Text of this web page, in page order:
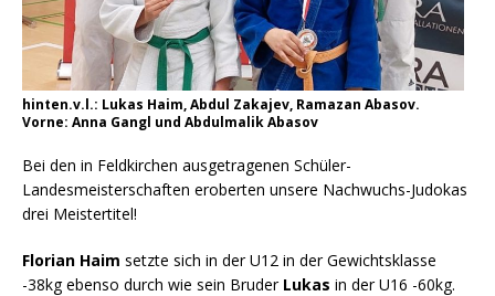
hinten.v.l.: Lukas Haim, Abdul Zakajev, Ramazan Abasov.
Vorne: Anna Gangl und Abdulmalik Abasov
Bei den in Feldkirchen ausgetragenen Schüler-
Landesmeisterschaften eroberten unsere Nachwuchs-Judokas
drei Meistertitel!
Florian Haim setzte sich in der U12 in der Gewichtsklasse
-38kg ebenso durch wie sein Bruder Lukas in der U16 -60kg.